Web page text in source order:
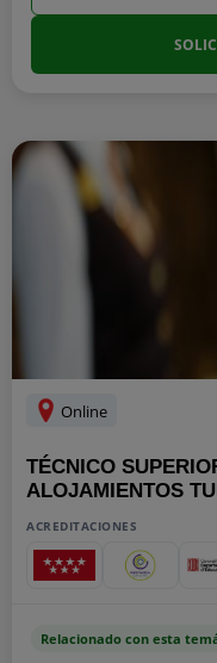
Online
TÉCNICO
ALOJAMIENTOS
ACREDITACIONES
Relacionado con esta